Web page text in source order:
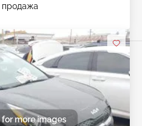
more images